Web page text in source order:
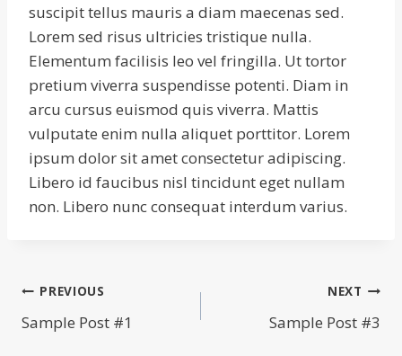
suscipit tellus mauris a diam maecenas sed.
Lorem sed risus ultricies tristique nulla.
Elementum facilisis leo vel fringilla. Ut tortor
pretium viverra suspendisse potenti. Diam in
arcu cursus euismod quis viverra. Mattis
vulputate enim nulla aliquet porttitor. Lorem
ipsum dolor sit amet consectetur adipiscing.
Libero id faucibus nisl tincidunt eget nullam
non. Libero nunc consequat interdum varius.
Post
navigation
PREVIOUS
Sample Post #1
NEXT
Sample Post #3